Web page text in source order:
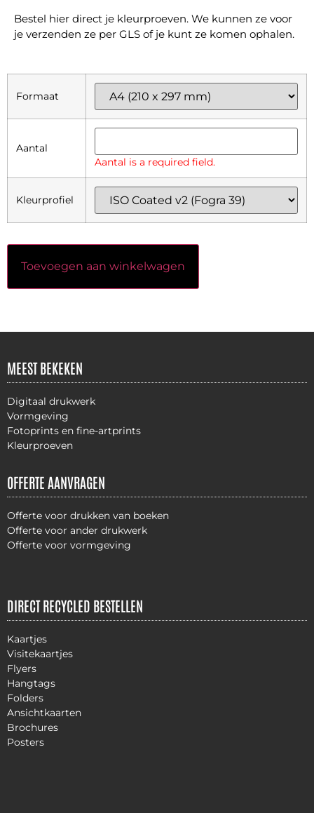
Bestel hier direct je kleurproeven. We kunnen ze voor
je verzenden ze per GLS of je kunt ze komen ophalen.
Formaat
Aantal
Aantal is a required field.
Kleurprofiel
Toevoegen aan winkelwagen
MEEST BEKEKEN
Digitaal drukwerk
Vormgeving
Fotoprints en fine-artprints
Kleurproeven
OFFERTE AANVRAGEN
Offerte voor drukken van boeken
Offerte voor ander drukwerk
Offerte voor vormgeving
DIRECT RECYCLED BESTELLEN
Kaartjes
Visitekaartjes
Flyers
Hangtags
Folders
Ansichtkaarten
Brochures
Posters